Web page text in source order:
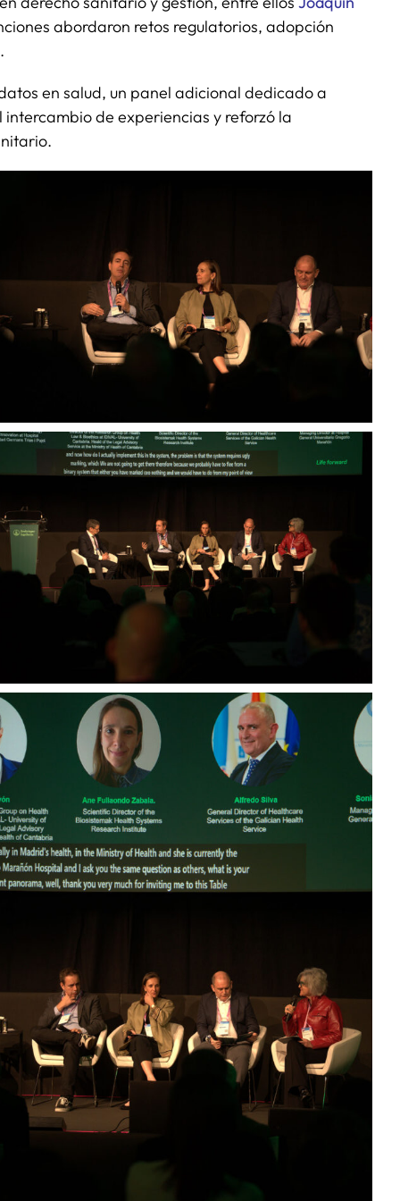
abordaron retos regulatorios, adopción
en salud, un panel adicional dedicado a
intercambio de experiencias y reforzó la